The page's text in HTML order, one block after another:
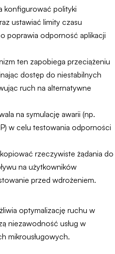
konfigurować polityki
ustawiać limity czasu
poprawia odporność aplikacji
ten zapobiega przeciążeniu
dostęp do niestabilnych
ruch na alternatywne
na symulację awarii (np.
w celu testowania odporności
rzeczywiste żądania do
na użytkowników
przed wdrożeniem.
optymalizację ruchu w
niezawodność usług w
mikrousługowych.